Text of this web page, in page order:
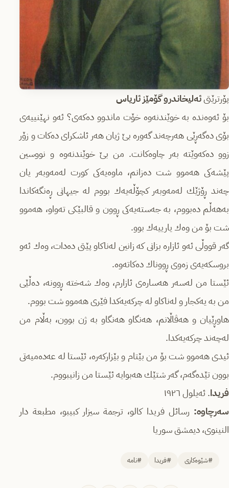
پۆرترێتیئەلیخاندرو گۆمێز ئاریاس
بۆ ئەوەندە بە خوێندنەوە خۆت ماندوو دەكەی؟ ئەو نهێنییەی
بۆی دەگەڕێی هەرچەند گەورە بێ‌ ژیان هەر ئاشكرای دەكات و زۆر
زوو دەكەوێتە بەر چاوەكانت. من بێ خوێندنەوە و نووسین
پێشەكی هەموو شت دەزانم، ماوەیەكی كورت لەمەوبەر یان
چەند ڕۆژێك لەمەوبەر كچۆڵەیەك بووم لە جیهانی ڕەنگەكاندا
بەهەڵم دەبووم، بە جەستەیەكی ڕوون و قالبێكی تەواو، هەموو
شت بۆ من وەك یارییەك بوو.
گەر قووڵی ئەو ئازارە بزانی كە زانین لەناكاو پێتی دەدات، وەك ئەو
بروسكەیەی زەوی ڕووناك دەكاتەوە.
ئێستا من لەسەر هەسارەی ئازارم، وەك شەختە ڕوونە، دەڵێی
من بە یەكجار و لەناكاو لە چركەیەكدا فێری هەموو شت بووم.
هاوڕێیان و هەڤاڵانم، هەنگاو هەنگاو بە ژن بوون، بەڵام من
لەچەند چركەیەكدا.
ئیدی هەموو شت بۆ من بێتام و بێزاركەرە، ئێستا لە عەدەمیەتی
بوون تێدەگەم، گەر شتێك هەبوایە ئێستا من زانیبووم.
فریدا. ئەیلول ١٩٢٦
سەرچاوە: رسائل فريدا كالو، ترجمة سيزار كبيبو، مطبعة دار
النينوى، ديمشق سوريا
#شێوەکاری #فریدا #نامە